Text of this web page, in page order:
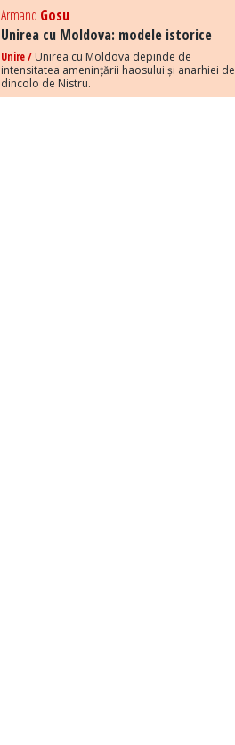
Armand Gosu
Unirea cu Moldova: modele istorice
Unire / Unirea cu Moldova depinde de
intensitatea amenințării haosului și anarhiei de
dincolo de Nistru.